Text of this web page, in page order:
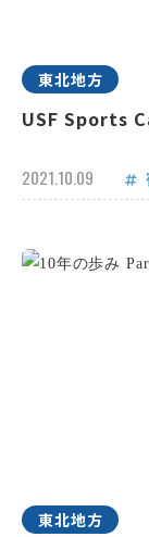
東北地方
USF Sports
2021.10.09
東北地方